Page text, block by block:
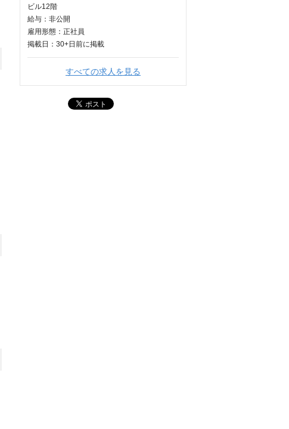
ビル12階
給与： 非公開
雇用形態：正社員
掲載日： 30+日 前に掲載
すべての求人を見る